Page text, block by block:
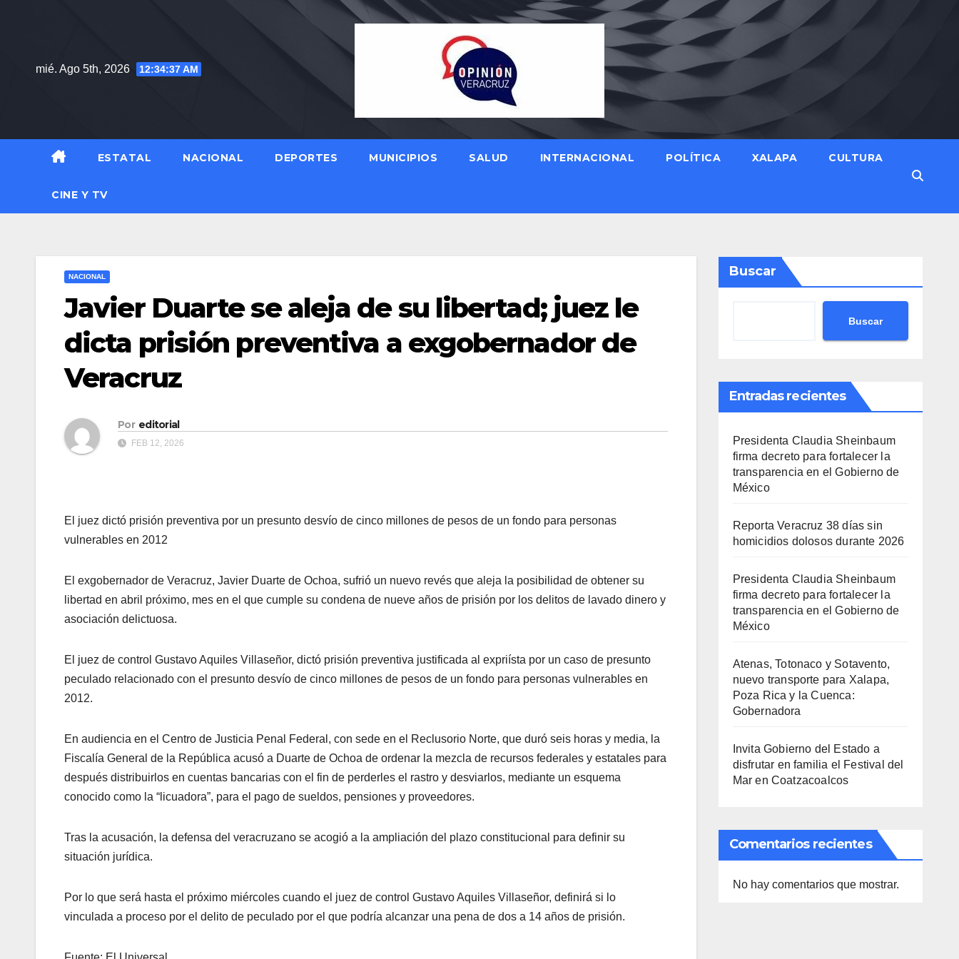
mié. Ago 5th, 2026
12:34:38 AM
ESTATAL NACIONAL DEPORTES MUNICIPIOS SALUD INTERNACIONAL POLÍTICA XALAPA CULTURA
CINE Y TV
NACIONAL
Javier Duarte se aleja de su libertad; juez le
dicta prisión preventiva a exgobernador de
Veracruz
Por editorial
FEB 12, 2026
El juez dictó prisión preventiva por un presunto desvío de cinco millones de pesos de un fondo para personas
vulnerables en 2012
El exgobernador de Veracruz, Javier Duarte de Ochoa, sufrió un nuevo revés que aleja la posibilidad de obtener su
libertad en abril próximo, mes en el que cumple su condena de nueve años de prisión por los delitos de lavado dinero y
asociación delictuosa.
El juez de control Gustavo Aquiles Villaseñor, dictó prisión preventiva justificada al expriísta por un caso de presunto
peculado relacionado con el presunto desvío de cinco millones de pesos de un fondo para personas vulnerables en
2012.
En audiencia en el Centro de Justicia Penal Federal, con sede en el Reclusorio Norte, que duró seis horas y media, la
Fiscalía General de la República acusó a Duarte de Ochoa de ordenar la mezcla de recursos federales y estatales para
después distribuirlos en cuentas bancarias con el fin de perderles el rastro y desviarlos, mediante un esquema
conocido como la “licuadora”, para el pago de sueldos, pensiones y proveedores.
Tras la acusación, la defensa del veracruzano se acogió a la ampliación del plazo constitucional para definir su
situación jurídica.
Por lo que será hasta el próximo miércoles cuando el juez de control Gustavo Aquiles Villaseñor, definirá si lo
vinculada a proceso por el delito de peculado por el que podría alcanzar una pena de dos a 14 años de prisión.
Buscar
Buscar
Entradas recientes
Presidenta Claudia Sheinbaum
firma decreto para fortalecer la
transparencia en el Gobierno de
México
Reporta Veracruz 38 días sin
homicidios dolosos durante 2026
Presidenta Claudia Sheinbaum
firma decreto para fortalecer la
transparencia en el Gobierno de
México
Atenas, Totonaco y Sotavento,
nuevo transporte para Xalapa,
Poza Rica y la Cuenca:
Gobernadora
Invita Gobierno del Estado a
disfrutar en familia el Festival del
Mar en Coatzacoalcos
Comentarios recientes
No hay comentarios que mostrar.